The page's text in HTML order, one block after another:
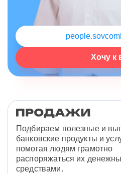
Хочу к
Подбираем полезные и
банковские продукты и
помогая людям грамотно
распоряжаться их
средствами.